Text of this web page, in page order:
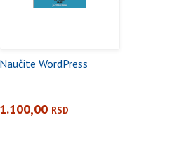
Naučite WordPress
1.100,00 RSD